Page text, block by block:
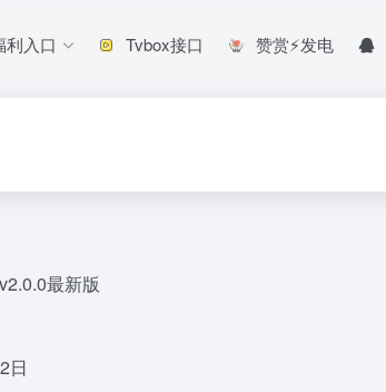
利入口 Tvbox接口 赞赏⚡发电
v2.0.0最新版
日